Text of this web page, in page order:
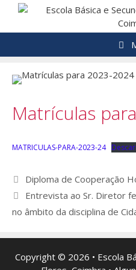
Saltar
o
Matrículas
MATRICULAS-PARA-2023-24
Navegação
de
Diploma de Cooperação
Entrevista ao Sr. Diretor
no âmbito da disciplina de
Copyright © 2026 • Escola